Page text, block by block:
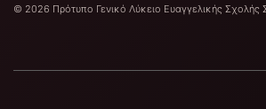
© 2026 Πρότυπο Γενικό Λύκειο Ευαγγελικής Σχολής